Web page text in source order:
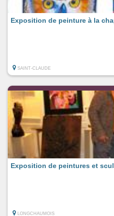
Exposition de peinture à la
SAINT-CLAUDE
Exposition de peintures et
LONGCHAUMOIS